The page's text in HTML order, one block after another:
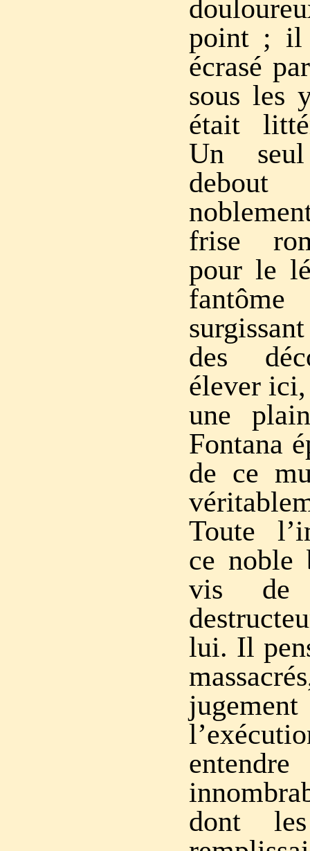
point ; il
écrasé
sous les
était
Un
frise
pour le
des
élever
une
Fontana
de ce
Toute
ce noble
vis de
lui. Il
dont les